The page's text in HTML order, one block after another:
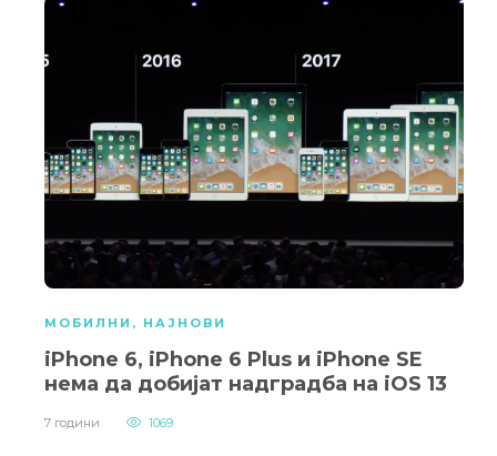
МОБИЛНИ , НАЈНОВИ
iPhone 6, iPhone 6 Plus и iPhone SE
нема да добијат надградба на iOS 13
7 години 1069